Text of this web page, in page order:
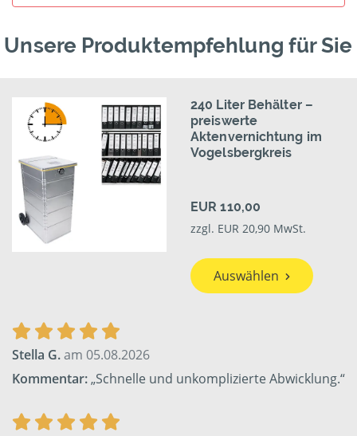
Unsere Produktempfehlung für Sie
240 Liter Behälter –
preiswerte
Aktenvernichtung im
Vogelsbergkreis
EUR 110,00
zzgl. EUR 20,90 MwSt.
Auswählen
Stella G.am 05.08.2026
Kommentar:„Schnelle und unkomplizierte Abwicklung.“